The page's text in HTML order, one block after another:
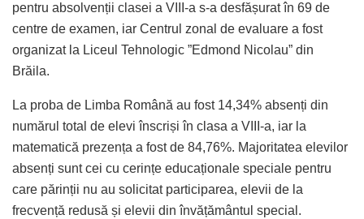
pentru absolvenții clasei a VIII-a s-a desfășurat în 69 de
centre de examen, iar Centrul zonal de evaluare a fost
organizat la Liceul Tehnologic ”Edmond Nicolau” din
Brăila.
La proba de Limba Română au fost 14,34% absenți din
numărul total de elevi înscriși în clasa a VIII-a, iar la
matematică prezența a fost de 84,76%. Majoritatea elevilor
absenți sunt cei cu cerințe educaționale speciale pentru
care părinții nu au solicitat participarea, elevii de la
frecvență redusă și elevii din învățământul special.